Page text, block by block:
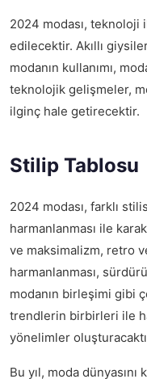
2024 modası, teknoloji
edilecektir. Akıllı
modanın kullanımı,
teknolojik gelişmeler,
ilginç hale getirecektir.
Stilip Tablosu
2024 modası, farklı
harmanlanması ile
ve maksimalizm, retro
harmanlanması,
modanın birleşimi gibi
trendlerin birbirleri ile
yönelimler
Bu yıl, moda